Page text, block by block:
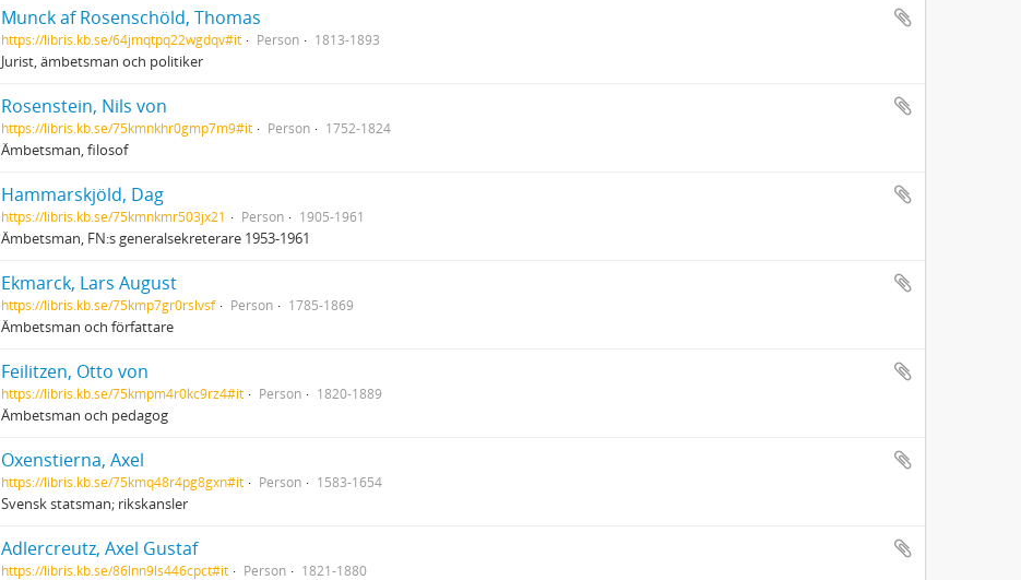
Munck af Rosenschöld, Thomas
https://libris.kb.se/64jmqtpq22wgdqv#it Person 1813-1893
Jurist, ämbetsman och politiker
Rosenstein, Nils von
https://libris.kb.se/75kmnkhr0gmp7m9#it Person 1752-1824
Ämbetsman, filosof
Hammarskjöld, Dag
https://libris.kb.se/75kmnkmr503jx21 Person 1905-1961
Ämbetsman, FN:s generalsekreterare 1953-1961
Ekmarck, Lars August
https://libris.kb.se/75kmp7gr0rslvsf Person 1785-1869
Ämbetsman och författare
Feilitzen, Otto von
https://libris.kb.se/75kmpm4r0kc9rz4#it Person 1820-1889
Ämbetsman och pedagog
Oxenstierna, Axel
https://libris.kb.se/75kmq48r4pg8gxn#it Person 1583-1654
Svensk statsman; rikskansler
Adlercreutz, Axel Gustaf
https://libris.kb.se/86lnn9ls446cpct#it Person 1821-1880